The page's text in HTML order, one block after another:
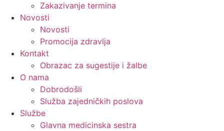
Zakazivanje termina
Novosti
Novosti
Promocija zdravlja
Kontakt
Obrazac za sugestije i žalbe
O nama
Dobrodošli
Služba zajedničkih poslova
Službe
Glavna medicinska sestra